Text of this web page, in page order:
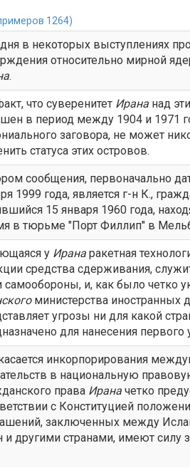
1264)
в некоторых выступлениях
относительно мирной
.
что суверенитет Ирана над
в период между 1904 и 1971
заговора, не может
статуса этих островов.
сообщения, первоначально
1999 года, является г-н К.,
15 января 1960 года,
в тюрьме "Порт Филлип" в
у Ирана ракетная
средства сдерживания,
самообороны, и, как было четко
министерства иностранных
угрозы ни для какой
для нанесения первого
инкорпорирования
в национальную
права Ирана четко
с Конституцией
заключенных между
и другими странами, имеют силу